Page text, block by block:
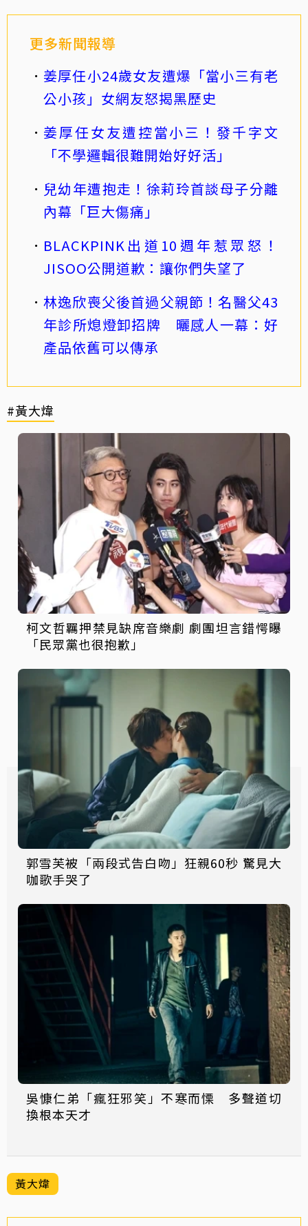
更多新聞報導
姜厚任小24歲女友遭爆「當小三有老
公小孩」女網友怒揭黑歷史
姜厚任女友遭控當小三！發千字文
「不學邏輯很難開始好好活」
兒幼年遭抱走！徐莉玲首談母子分離
內幕「巨大傷痛」
BLACKPINK出道10週年惹眾怒！
JISOO公開道歉：讓你們失望了
林逸欣喪父後首過父親節！名醫父43
年診所熄燈卸招牌 曬感人一幕：好
產品依舊可以傳承
#黃大煒
柯文哲羈押禁見缺席音樂劇 劇團坦言錯愕曝
「民眾黨也很抱歉」
郭雪芙被「兩段式告白吻」狂親60秒 驚見大
咖歌手哭了
吳慷仁弟「瘋狂邪笑」不寒而慄 多聲道切
換根本天才
黃大煒